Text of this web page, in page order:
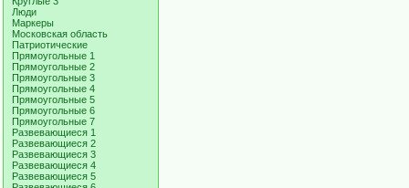
Люди
Маркеры
Московская область
Патриотические
Прямоугольные 1
Прямоугольные 2
Прямоугольные 3
Прямоугольные 4
Прямоугольные 5
Прямоугольные 6
Прямоугольные 7
Развевающиеся 1
Развевающиеся 2
Развевающиеся 3
Развевающиеся 4
Развевающиеся 5